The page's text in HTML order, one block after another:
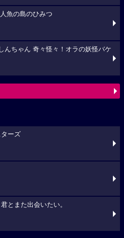
魚の島のひみつ
んちゃん 奇々怪々！オラの妖怪バケ
ーズ
とまた出会いたい。